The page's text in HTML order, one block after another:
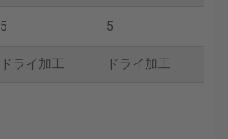
5 5
ドライ加工 ドライ加工